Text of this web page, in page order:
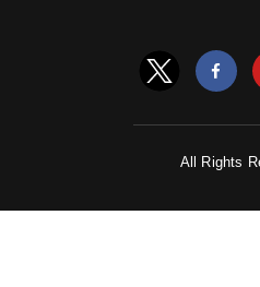
All Rights